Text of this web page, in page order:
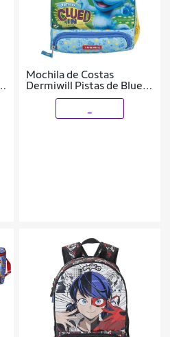
Mochila de Costas
Dermiwill Pistas de Blue